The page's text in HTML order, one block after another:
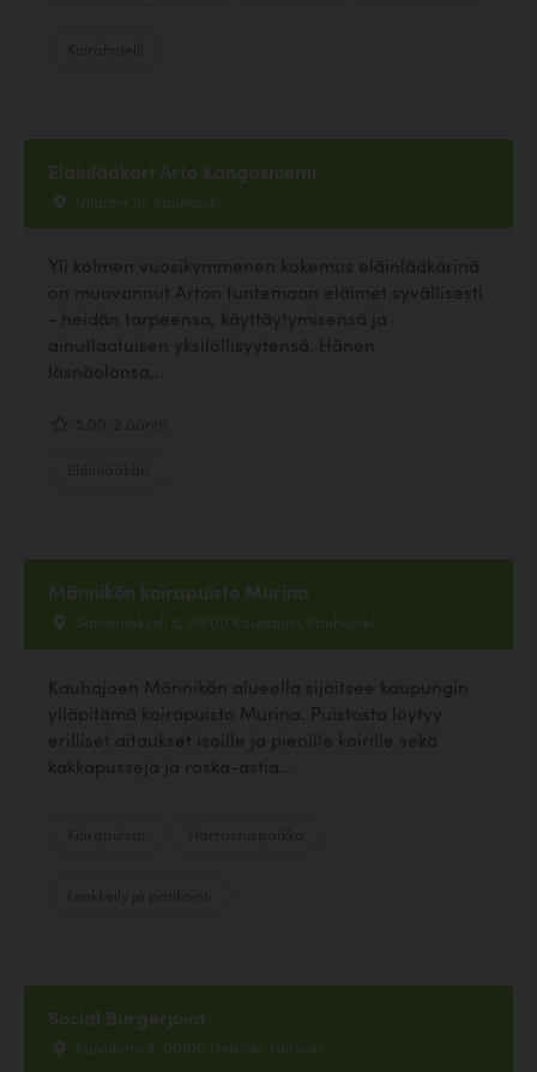
Eläinlääkäri Arto Kangasniemi
Ullantie 10, Kauhajoki
Yli kolmen vuosikymmenen kokemus eläinlääkärinä
on muovannut Arton tuntemaan eläimet syvällisesti
- heidän tarpeensa, käyttäytymisensä ja
ainutlaatuisen yksilöllisyytensä. Hänen
läsnäolonsa...
Männikön koirapuisto Murina
Sanssinakseli 5, 61800 Kauhajoki, Kauhajoki
Kauhajoen Männikön alueella sijaitsee kaupungin
ylläpitämä koirapuisto Murina. Puistosta löytyy
erilliset aitaukset isoille ja pienille koirille sekä
kakkapusseja ja roska-astia...
Social Burgerjoint
Kaivokatu 8, 00100 Helsinki, Helsinki